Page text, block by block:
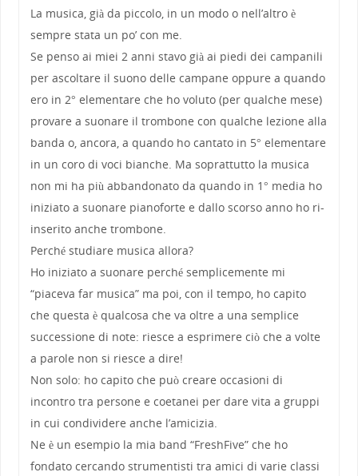
La musica, già da piccolo, in un modo o nell’altro è
sempre stata un po’ con me.
Se penso ai miei 2 anni stavo già ai piedi dei campanili
per ascoltare il suono delle campane oppure a quando
ero in 2° elementare che ho voluto (per qualche mese)
provare a suonare il trombone con qualche lezione alla
banda o, ancora, a quando ho cantato in 5° elementare
in un coro di voci bianche. Ma soprattutto la musica
non mi ha più abbandonato da quando in 1° media ho
iniziato a suonare pianoforte e dallo scorso anno ho ri-
inserito anche trombone.
Perché studiare musica allora?
Ho iniziato a suonare perché semplicemente mi
“piaceva far musica” ma poi, con il tempo, ho capito
che questa è qualcosa che va oltre a una semplice
successione di note: riesce a esprimere ciò che a volte
a parole non si riesce a dire!
Non solo: ho capito che può creare occasioni di
incontro tra persone e coetanei per dare vita a gruppi
in cui condividere anche l’amicizia.
Ne è un esempio la mia band “FreshFive” che ho
fondato cercando strumentisti tra amici di varie classi